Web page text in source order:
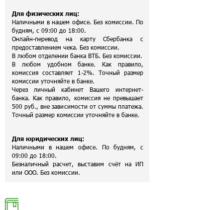
Для физических лиц:
Наличными в нашем офисе. Без комиссии. По
будням, с 09:00 до 18:00.
Онлайн-перевод на карту Сбербанка с
предоставлением чека. Без комиссии.
В любом отделении банка ВТБ. Без комиссии.
В любом удобном банке. Как правило,
комиссия составляет 1-2%. Точный размер
комиссии уточняйте в банке.
Через личный кабинет Вашего интернет-
банка. Как правило, комиссия не превышает
500 руб., вне зависимости от суммы платежа.
Точный размер комиссии уточняйте в банке.
Для юридических лиц:
Наличными в нашем офисе. По будням, с
09:00 до 18:00.
Безналичный расчет, выставим счёт на ИП
или ООО. Без комиссии.